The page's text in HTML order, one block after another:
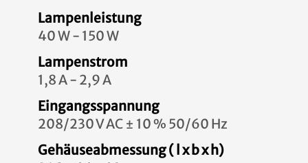
Lampenleistung
40 W - 150 W
Lampenstrom
1,8 A - 2,9 A
Eingangsspannung
208/230 V AC ± 10 % 50/60 Hz
Gehäuseabmessung ( l x b x h)